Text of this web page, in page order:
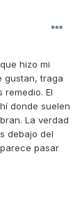
hizo mi
gustan, traga
El
donde suelen
La verdad
debajo del
pasar